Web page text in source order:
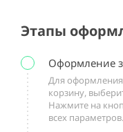
Этапы
Оформление
Для оформления
корзину,
Нажмите на
всех параметров.